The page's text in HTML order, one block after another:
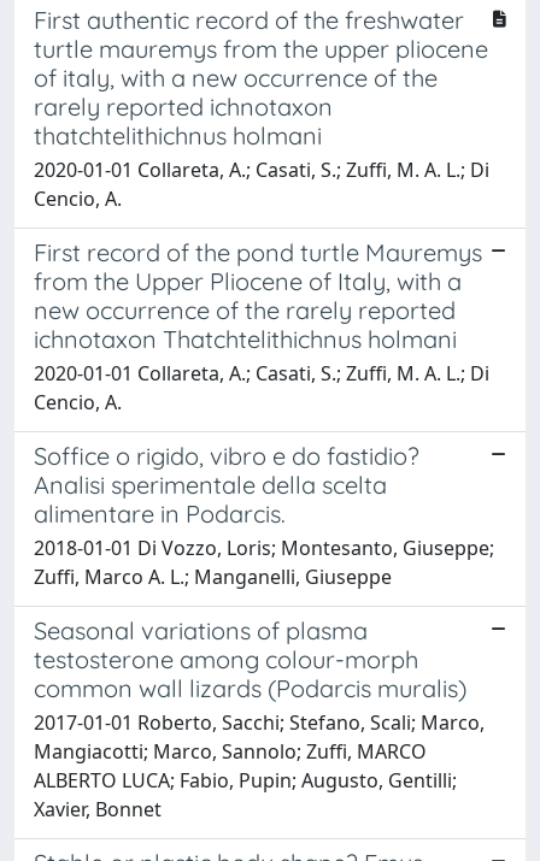
First authentic record of the freshwater
turtle mauremys from the upper pliocene
of italy, with a new occurrence of the
rarely reported ichnotaxon
thatchtelithichnus holmani
2020-01-01 Collareta, A.; Casati, S.; Zuffi, M. A. L.; Di
Cencio, A.
First record of the pond turtle Mauremys
from the Upper Pliocene of Italy, with a
new occurrence of the rarely reported
ichnotaxon Thatchtelithichnus holmani
2020-01-01 Collareta, A.; Casati, S.; Zuffi, M. A. L.; Di
Cencio, A.
Soffice o rigido, vibro e do fastidio?
Analisi sperimentale della scelta
alimentare in Podarcis.
2018-01-01 Di Vozzo, Loris; Montesanto, Giuseppe;
Zuffi, Marco A. L.; Manganelli, Giuseppe
Seasonal variations of plasma
testosterone among colour-morph
common wall lizards (Podarcis muralis)
2017-01-01 Roberto, Sacchi; Stefano, Scali; Marco,
Mangiacotti; Marco, Sannolo; Zuffi, MARCO
ALBERTO LUCA; Fabio, Pupin; Augusto, Gentilli;
Xavier, Bonnet